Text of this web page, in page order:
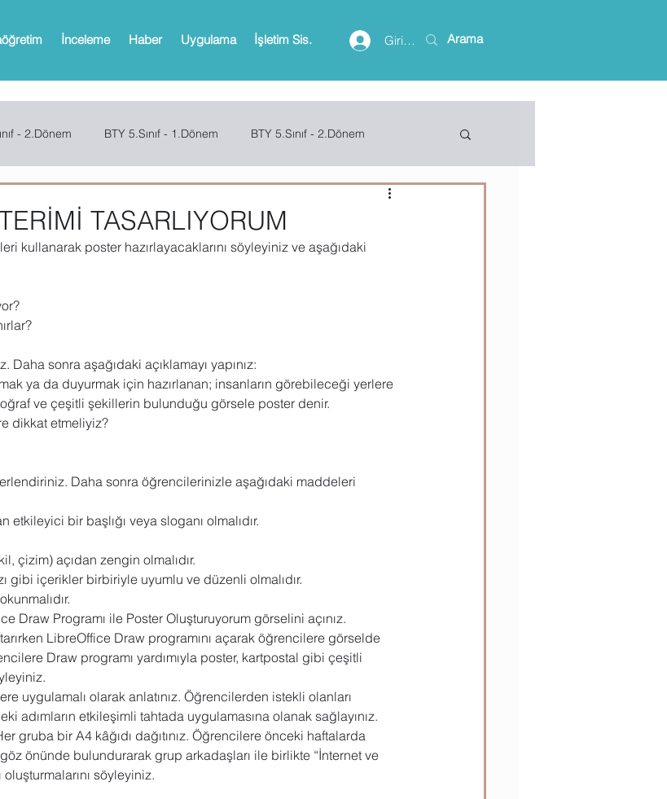
İnceleme Haber Uygulama İşletim Sis. Giriş yap
- 2.Dönem BTY 5.Sınıf - 1.Dönem BTY 5.Sınıf - 2.Dönem
OneNote
Microsoft Visio Microsoft Word Güncel yazılar Teknik Bilgiler
TASARLIYORUM
kullanarak poster hazırlayacaklarını söyleyiniz ve aşağıdaki
Daha sonra aşağıdaki açıklamayı yapınız:
ya da duyurmak için hazırlanan; insanların görebileceği yerlere
ve çeşitli şekillerin bulunduğu görsele poster denir.
dikkat etmeliyiz?
Daha sonra öğrencilerinizle aşağıdaki maddeleri
bir başlığı veya sloganı olmalıdır.
çizim) açıdan zengin olmalıdır.
gibi içerikler birbiriyle uyumlu ve düzenli olmalıdır.
Draw Programı ile Poster Oluşturuyorum görselini açınız.
LibreOffice Draw programını açarak öğrencilere görselde
Draw programı yardımıyla poster, kartpostal gibi çeşitli
uygulamalı olarak anlatınız. Öğrencilerden istekli olanları
adımların etkileşimli tahtada uygulamasına olanak sağlayınız.
gruba bir A4 kâğıdı dağıtınız. Öğrencilere önceki haftalarda
göz önünde bulundurarak grup arkadaşları ile birlikte “İnternet ve
söyleyiniz.